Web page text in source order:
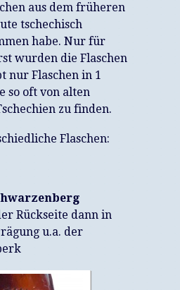
aus dem früheren
tschechisch
habe. Nur für
wurden die Flaschen
nur Flaschen in 1
so oft von alten
zu finden.
Flaschen:
Rückseite dann in
u.a. der